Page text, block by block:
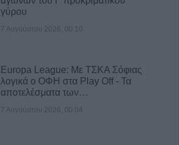
γύρου
7 Αυγούστου 2026, 00:10
Europa League: Με ΤΣΚΑ Σόφιας
λογικά ο ΟΦΗ στα Play Off - Τα
αποτελέσματα των…
7 Αυγούστου 2026, 00:04